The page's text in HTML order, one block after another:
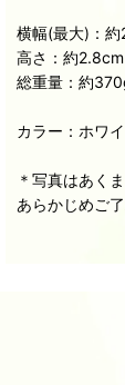
横幅(最大)：
高さ：約2.8cm
総重量：約
カラー：ホワ
＊写真はあく
あらかじめご